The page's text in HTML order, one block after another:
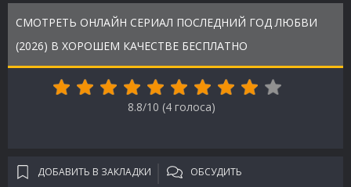
СМОТРЕТЬ ОНЛАЙН СЕРИАЛ ПОСЛЕДНИЙ ГОД ЛЮБВИ
(2026) В ХОРОШЕМ КАЧЕСТВЕ БЕСПЛАТНО
8.8/10 (4 голоса)
ДОБАВИТЬ В ЗАКЛАДКИ ОБСУДИТЬ